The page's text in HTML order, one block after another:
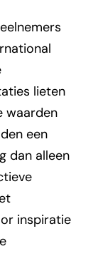
lieten
waarden
een
dan alleen
inspiratie